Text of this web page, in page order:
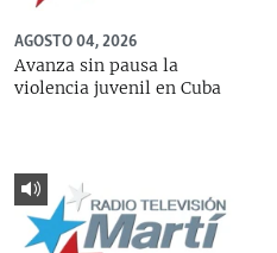
AGOSTO 04, 2026
Avanza sin pausa la
violencia juvenil en Cuba